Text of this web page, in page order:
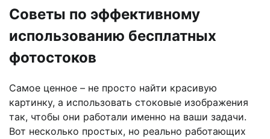
Советы по эффективному
использованию бесплатных
фотостоков
Самое ценное – не просто найти красивую
картинку, а использовать стоковые изображения
так, чтобы они работали именно на ваши задачи.
Вот несколько простых, но реально работающих